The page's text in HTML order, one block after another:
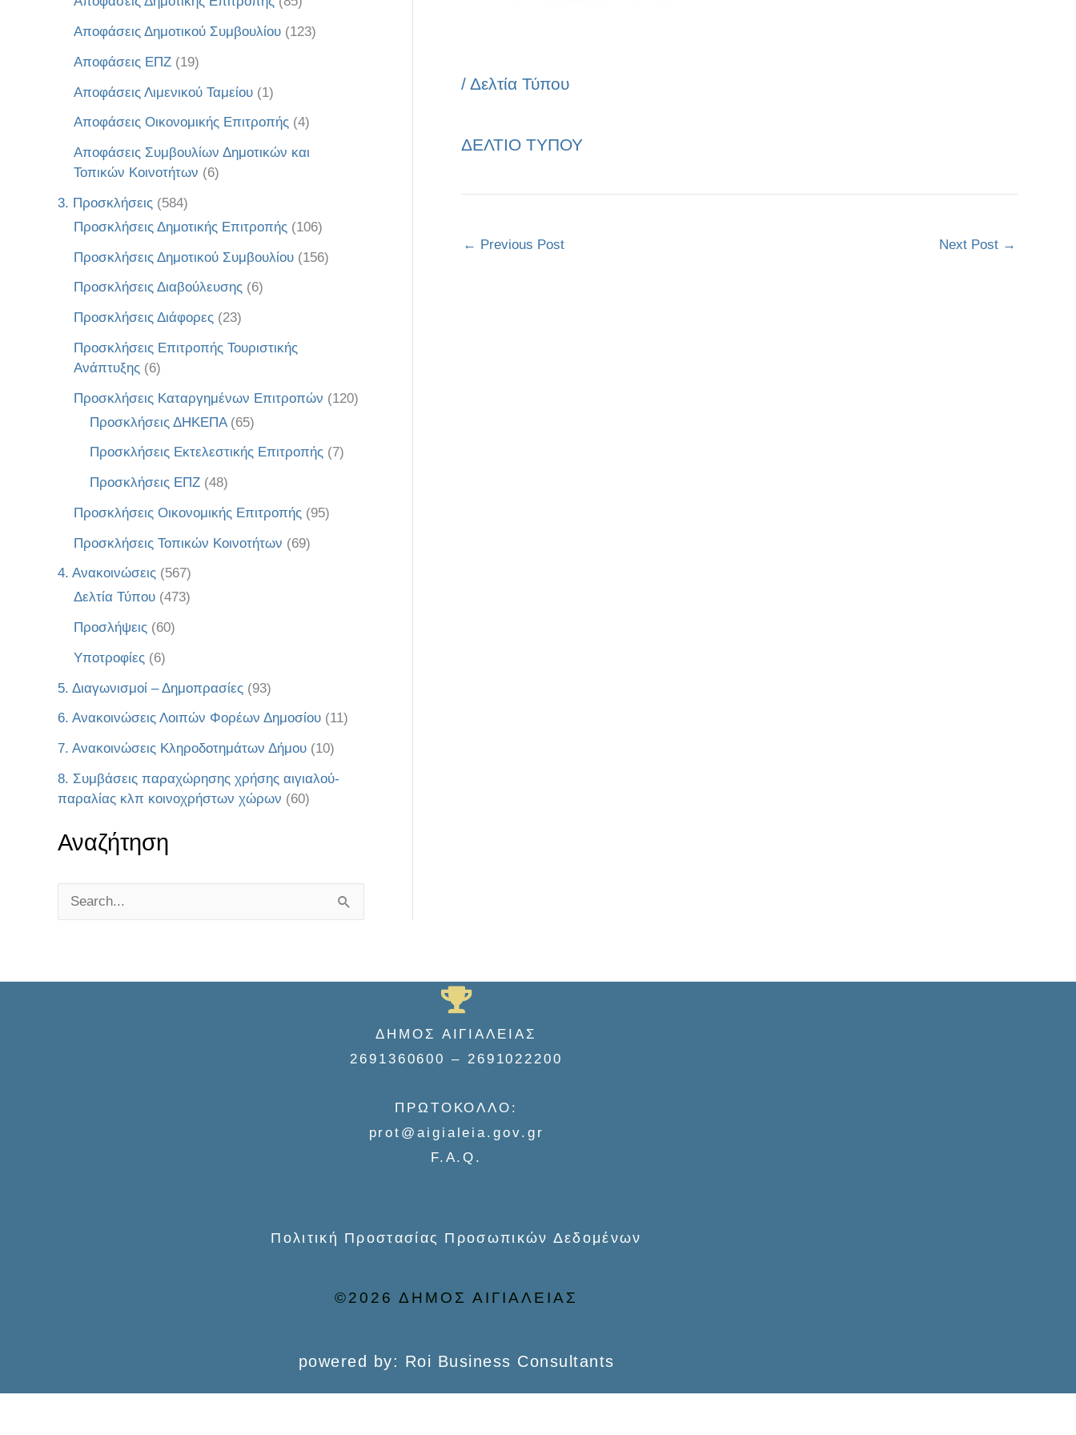
Αποφάσεις Δημοτικού Συμβουλίου (123)
Αποφάσεις ΕΠΖ (19)
Αποφάσεις Λιμενικού Ταμείου (1)
Αποφάσεις Οικονομικής Επιτροπής (4)
Αποφάσεις Συμβουλίων Δημοτικών και
Τοπικών Κοινοτήτων (6)
3. Προσκλήσεις (584)
Προσκλήσεις Δημοτικής Επιτροπής (106)
Προσκλήσεις Δημοτικού Συμβουλίου (156)
Προσκλήσεις Διαβούλευσης (6)
Προσκλήσεις Διάφορες (23)
Προσκλήσεις Επιτροπής Τουριστικής
Ανάπτυξης (6)
Προσκλήσεις Καταργημένων Επιτροπών (120)
Προσκλήσεις ΔΗΚΕΠΑ(65)
Προσκλήσεις Εκτελεστικής Επιτροπής (7)
Προσκλήσεις ΕΠΖ (48)
Προσκλήσεις Οικονομικής Επιτροπής (95)
Προσκλήσεις Τοπικών Κοινοτήτων (69)
4. Ανακοινώσεις (567)
Δελτία Τύπου (473)
Προσλήψεις (60)
Υποτροφίες (6)
5. Διαγωνισμοί – Δημοπρασίες (93)
6. Ανακοινώσεις Λοιπών Φορέων Δημοσίου (11)
7. Ανακοινώσεις Κληροδοτημάτων Δήμου (10)
8. Συμβάσεις παραχώρησης χρήσης αιγιαλού-
παραλίας κλπ κοινοχρήστων χώρων (60)
Αναζήτηση
/ Δελτία Τύπου
ΔΕΛΤΙΟ ΤΥΠΟΥ
← Previous Post Next Post →
ΔΗΜΟΣ ΑΙΓΙΑΛΕΙΑΣ
2691360600 – 2691022200
ΠΡΩΤΟΚΟΛΛΟ:
prot@aigialeia.gov.gr
F.A.Q.
Πολιτική Προστασίας Προσωπικών Δεδομένων
©2026 ΔΗΜΟΣ ΑΙΓΙΑΛΕΙΑΣ
powered by: Roi Business Consultants